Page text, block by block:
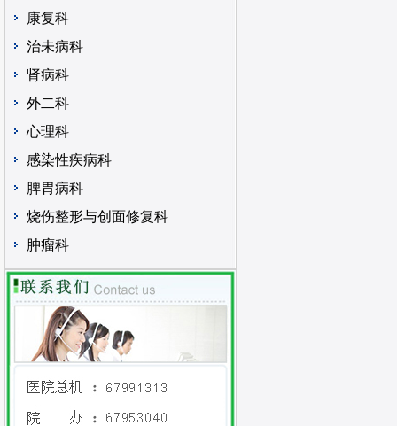
康复科
治未病科
肾病科
外二科
心理科
感染性疾病科
脾胃病科
烧伤整形与创面修复科
肿瘤科